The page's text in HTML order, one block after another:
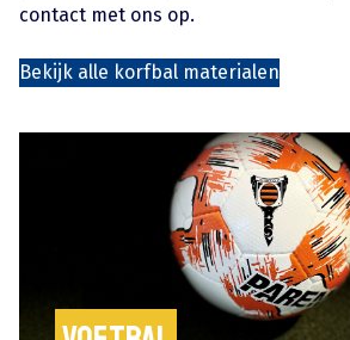
contact met ons op.
Bekijk alle korfbal materialen